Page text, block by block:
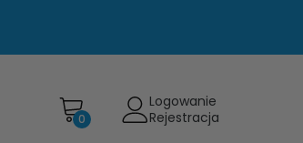
0
Logowanie
Rejestracja